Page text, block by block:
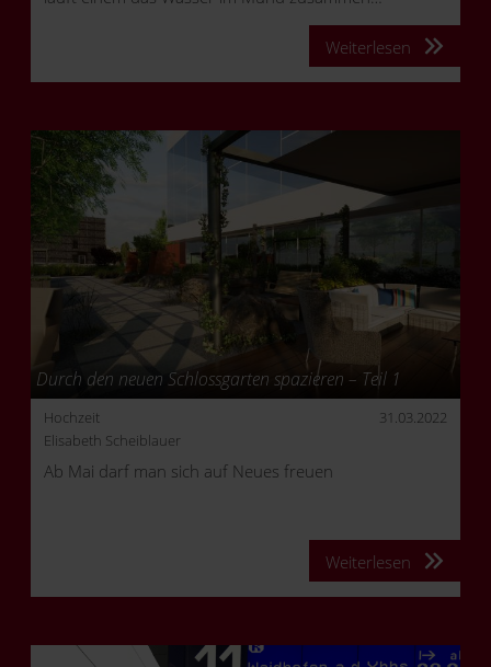
Weiterlesen
Durch den neuen Schlossgarten spazieren – Teil 1
Hochzeit
31.03.2022
Elisabeth Scheiblauer
Ab Mai darf man sich auf Neues freuen
Weiterlesen